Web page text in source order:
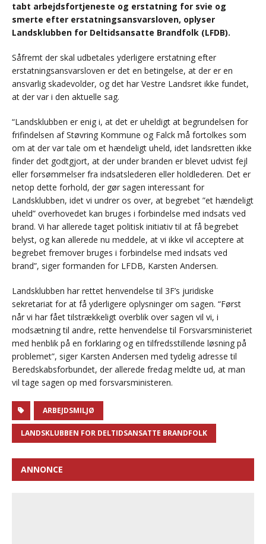
tabt arbejdsfortjeneste og erstatning for svie og
smerte efter erstatningsansvarsloven, oplyser
Landsklubben for Deltidsansatte Brandfolk (LFDB).
Såfremt der skal udbetales yderligere erstatning efter
erstatningsansvarsloven er det en betingelse, at der er en
ansvarlig skadevolder, og det har Vestre Landsret ikke fundet,
at der var i den aktuelle sag.
“Landsklubben er enig i, at det er uheldigt at begrundelsen for
frifindelsen af Støvring Kommune og Falck må fortolkes som
om at der var tale om et hændeligt uheld, idet landsretten ikke
finder det godtgjort, at der under branden er blevet udvist fejl
eller forsømmelser fra indsatslederen eller holdlederen. Det er
netop dette forhold, der gør sagen interessant for
Landsklubben, idet vi undrer os over, at begrebet ”et hændeligt
uheld” overhovedet kan bruges i forbindelse med indsats ved
brand. Vi har allerede taget politisk initiativ til at få begrebet
belyst, og kan allerede nu meddele, at vi ikke vil acceptere at
begrebet fremover bruges i forbindelse med indsats ved
brand”, siger formanden for LFDB, Karsten Andersen.
Landsklubben har rettet henvendelse til 3F’s juridiske
sekretariat for at få yderligere oplysninger om sagen. “Først
når vi har fået tilstrækkeligt overblik over sagen vil vi, i
modsætning til andre, rette henvendelse til Forsvarsministeriet
med henblik på en forklaring og en tilfredsstillende løsning på
problemet”, siger Karsten Andersen med tydelig adresse til
Beredskabsforbundet, der allerede fredag meldte ud, at man
vil tage sagen op med forsvarsministeren.
ARBEJDSMILJØ
LANDSKLUBBEN FOR DELTIDSANSATTE BRANDFOLK
ANNONCE